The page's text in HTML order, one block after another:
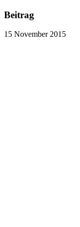
Beitrag
15 November 2015